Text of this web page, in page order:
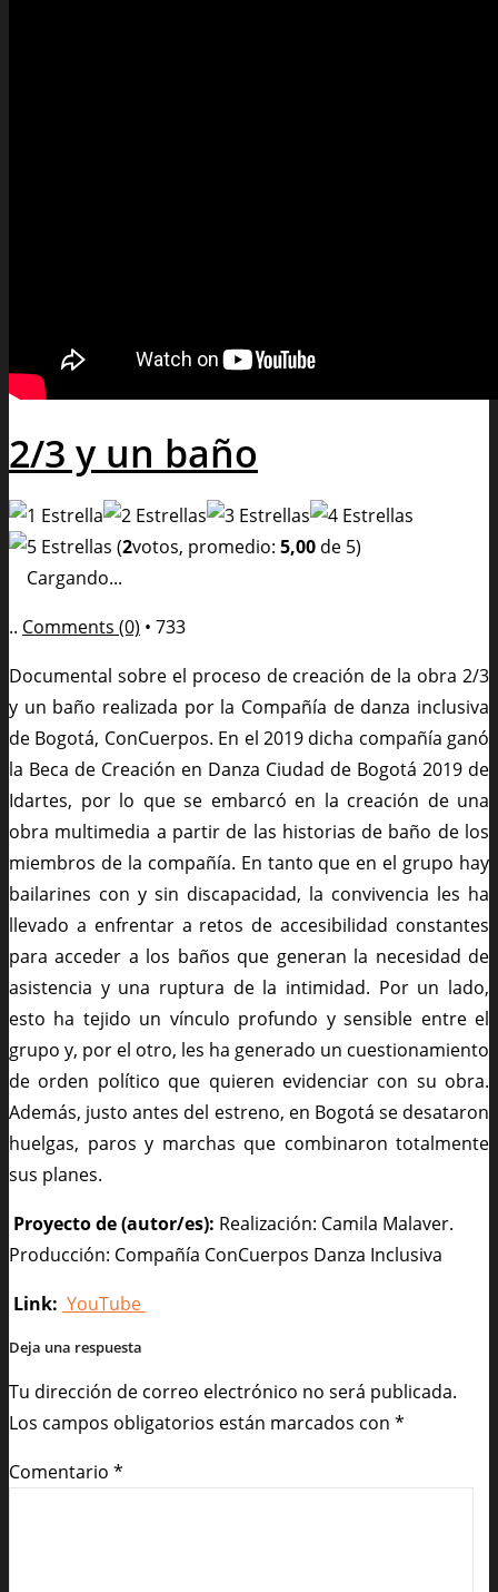
2/3 y un baño
(2votos, promedio: 5,00 de 5)
Cargando...
.. Comments (0) • 733
Documental sobre el proceso de creación de la obra 2/3
y un baño realizada por la Compañía de danza inclusiva
de Bogotá, ConCuerpos. En el 2019 dicha compañía ganó
la Beca de Creación en Danza Ciudad de Bogotá 2019 de
Idartes, por lo que se embarcó en la creación de una
obra multimedia a partir de las historias de baño de los
miembros de la compañía. En tanto que en el grupo hay
bailarines con y sin discapacidad, la convivencia les ha
llevado a enfrentar a retos de accesibilidad constantes
para acceder a los baños que generan la necesidad de
asistencia y una ruptura de la intimidad. Por un lado,
esto ha tejido un vínculo profundo y sensible entre el
grupo y, por el otro, les ha generado un cuestionamiento
de orden político que quieren evidenciar con su obra.
Además, justo antes del estreno, en Bogotá se desataron
huelgas, paros y marchas que combinaron totalmente
sus planes.
Proyecto de (autor/es): Realización: Camila Malaver.
Producción: Compañía ConCuerpos Danza Inclusiva
Link: YouTube
Deja una respuesta
Tu dirección de correo electrónico no será publicada.
Los campos obligatorios están marcados con *
Comentario *